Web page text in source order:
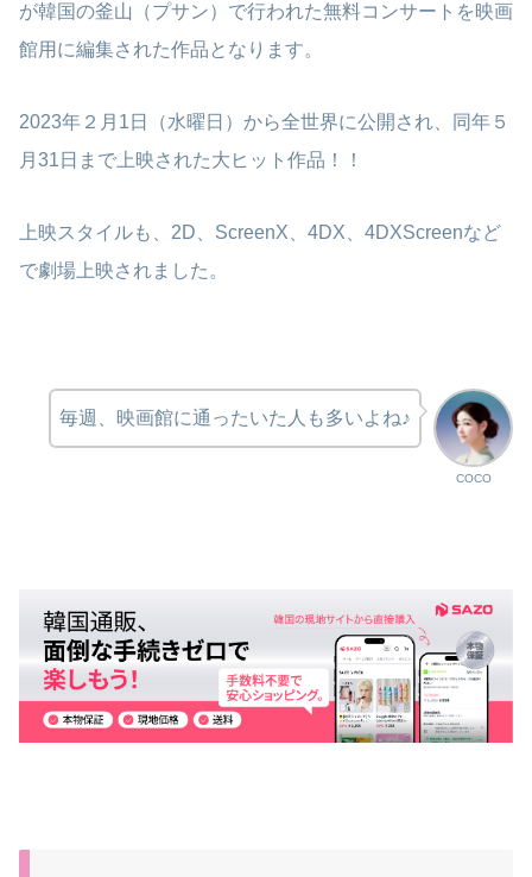
が韓国の釜山（プサン）で行われた無料コンサートを映画
館用に編集された作品となります。
2023年２月1日（水曜日）から全世界に公開され、同年５
月31日まで上映された大ヒット作品！！
上映スタイルも、2D、ScreenX、4DX、4DXScreenなど
で劇場上映されました。
COCO
毎週、映画館に通ったいた人も多いよね♪